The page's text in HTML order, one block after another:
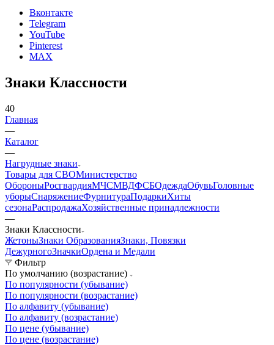
Вконтакте
Telegram
YouTube
Pinterest
MAX
Знаки Классности
40
Главная
—
Каталог
—
Нагрудные знаки
Товары для СВОМинистерство
ОбороныРосгвардияМЧСМВДФСБОдеждаОбувьГоловные
уборыСнаряжениеФурнитураПодаркиХиты
сезонаРаспродажаХозяйственные принадлежности
—
Знаки Классности
ЖетоныЗнаки ОбразованияЗнаки, Повязки
ДежурногоЗначкиОрдена и Медали
Фильтр
По умолчанию (возрастание)
По популярности (убывание)
По популярности (возрастание)
По алфавиту (убывание)
По алфавиту (возрастание)
По цене (убывание)
По цене (возрастание)